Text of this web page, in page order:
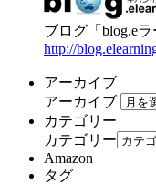
ブログ「blog.eラ
http://
アーカイブ
アーカイブ
カテゴリー
カテゴリー
Amazon
タグ